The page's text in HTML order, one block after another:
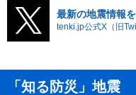
最新の地震情報
tenki.jp公式X（旧
「知る防災」地震